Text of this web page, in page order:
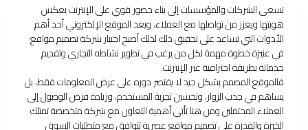
تسعى الشركات والمؤسسات إلى بناء حضور قوي على الإنترنت يعكس
هويتها ويعزز من تواصلها مع العملاء، ويعد الموقع الإلكتروني أحد أهم
الأدوات التي تساعد على تحقيق ذلك لذلك أصبح اختيار شركة تصميم مواقع
في عنيزة خطوة مهمة لكل من يرغب في تطوير نشاطه التجاري وتقديم
خدماته بطريقة احترافية عبر الإنترنت.
فالموقع المصمم بشكل جيد لا يقتصر دوره على عرض المعلومات فقط، بل
يساهم في جذب الزوار، وتحسين تجربة المستخدم، وزيادة فرص الوصول إلى
العملاء المحتملين ومن هنا تأتي أهمية التعاون مع شركة متخصصة تمتلك
الخبرة والقدرة على تصميم مواقع عصرية تتوافق مع متطلبات السوق